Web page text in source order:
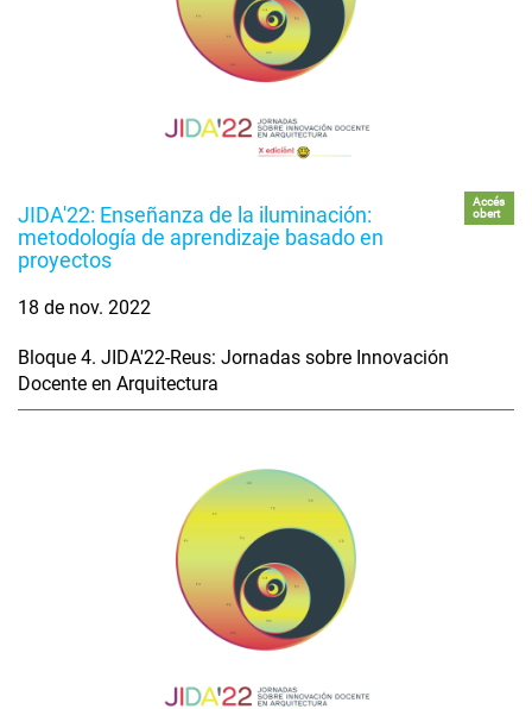
JIDA'22: Enseñanza de la iluminación:
metodología de aprendizaje basado en
proyectos
Accés
obert
18 de nov. 2022
Bloque 4. JIDA'22-Reus: Jornadas sobre Innovación
Docente en Arquitectura